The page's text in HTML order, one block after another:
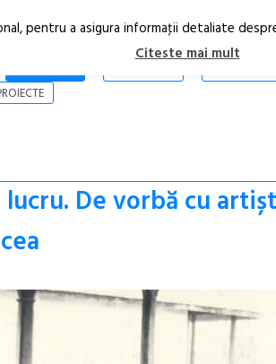
ARTICOLE
De vorbă cu
pentru a asigura informaţii detaliate
Citeste mai mult